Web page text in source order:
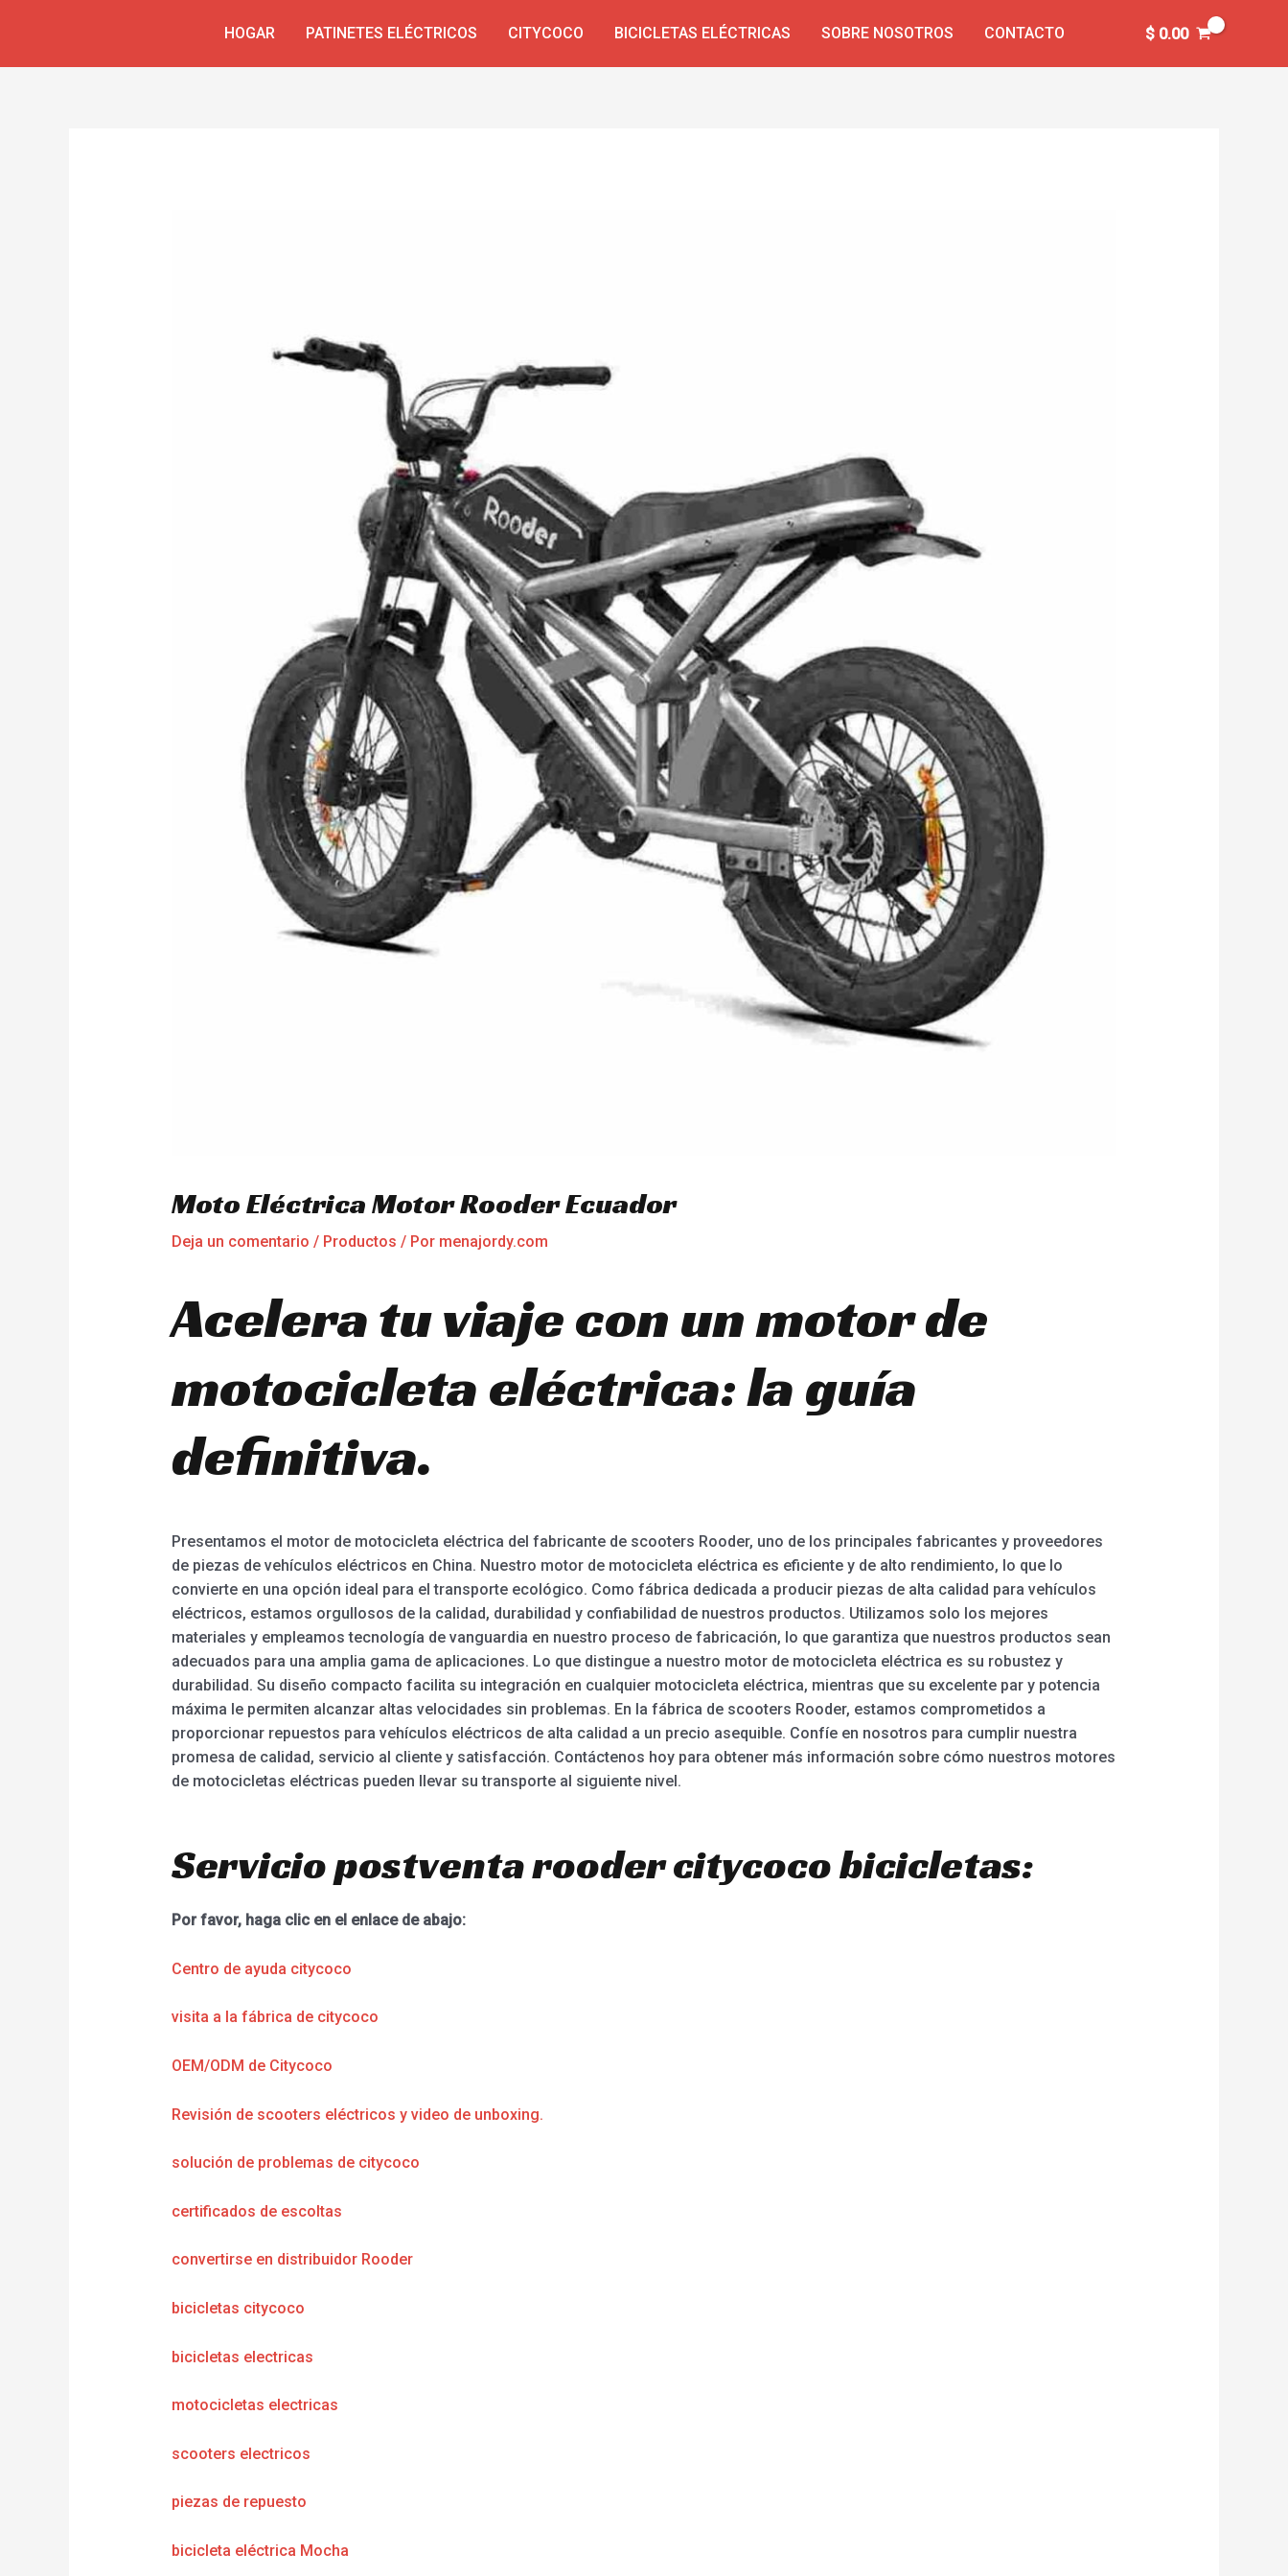
HOGAR PATINETES ELÉCTRICOS CITYCOCO BICICLETAS ELÉCTRICAS SOBRE NOSOTROS CONTACTO $0.00
Moto Eléctrica Motor Rooder Ecuador
Deja un comentario / Productos / Por menajordy.com
Acelera tu viaje con un motor de
motocicleta eléctrica: la guía
definitiva.
Presentamos el motor de motocicleta eléctrica del fabricante de scooters Rooder, uno de los principales fabricantes y proveedores
de piezas de vehículos eléctricos en China. Nuestro motor de motocicleta eléctrica es eficiente y de alto rendimiento, lo que lo
convierte en una opción ideal para el transporte ecológico. Como fábrica dedicada a producir piezas de alta calidad para vehículos
eléctricos, estamos orgullosos de la calidad, durabilidad y confiabilidad de nuestros productos. Utilizamos solo los mejores
materiales y empleamos tecnología de vanguardia en nuestro proceso de fabricación, lo que garantiza que nuestros productos sean
adecuados para una amplia gama de aplicaciones. Lo que distingue a nuestro motor de motocicleta eléctrica es su robustez y
durabilidad. Su diseño compacto facilita su integración en cualquier motocicleta eléctrica, mientras que su excelente par y potencia
máxima le permiten alcanzar altas velocidades sin problemas. En la fábrica de scooters Rooder, estamos comprometidos a
proporcionar repuestos para vehículos eléctricos de alta calidad a un precio asequible. Confíe en nosotros para cumplir nuestra
promesa de calidad, servicio al cliente y satisfacción. Contáctenos hoy para obtener más información sobre cómo nuestros motores
de motocicletas eléctricas pueden llevar su transporte al siguiente nivel.
Servicio postventa rooder citycoco bicicletas:
Por favor, haga clic en el enlace de abajo:
Centro de ayuda citycoco
visita a la fábrica de citycoco
OEM/ODM de Citycoco
Revisión de scooters eléctricos y video de unboxing.
solución de problemas de citycoco
certificados de escoltas
convertirse en distribuidor Rooder
bicicletas citycoco
bicicletas electricas
motocicletas electricas
scooters electricos
piezas de repuesto
bicicleta eléctrica Mocha